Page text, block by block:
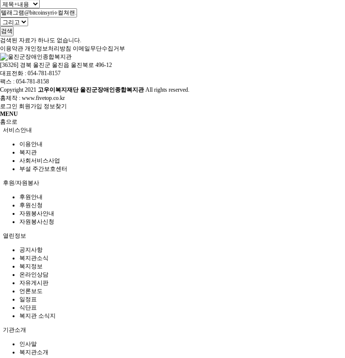
검색
검색된 자료가 하나도 없습니다.
이용약관 개인정보처리방침 이메일무단수집거부
[36326] 경북 울진군 울진읍 울진북로 496-12
대표전화 : 054-781-8157
팩스 : 054-781-8158
Copyright2021 고우이복지재단 울진군장애인종합복지관All rights reserved.
홈제작 : www.fivetop.co.kr
로그인 회원가입 정보찾기
MENU
홈으로
서비스안내
이용안내
복지관
사회서비스사업
부설 주간보호센터
후원/자원봉사
후원안내
후원신청
자원봉사안내
자원봉사신청
열린정보
공지사항
복지관소식
복지정보
온라인상담
자유게시판
언론보도
일정표
식단표
복지관 소식지
기관소개
인사말
복지관소개